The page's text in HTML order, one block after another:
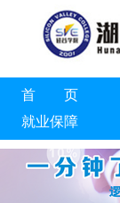
首 页
就业保障
联系我们